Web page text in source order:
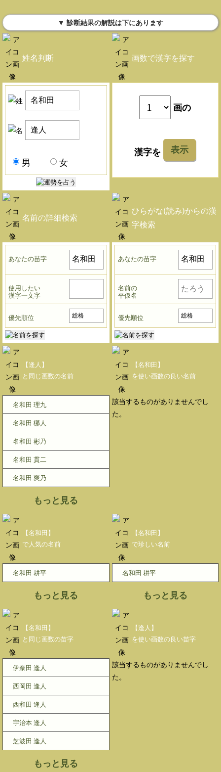
▼ 診断結果の解説は下にあります
姓名判断
男 女
画数で漢字を探す
画の
漢字を 表示
名前の詳細検索
あなたの苗字
使用したい
漢字一文字
優先順位
ひらがな(読み)からの漢
字検索
あなたの苗字
名前の
平仮名
優先順位
【逢人】
と同じ画数の名前
名和田 理九
名和田 梛人
名和田 彬乃
名和田 貫二
名和田 爽乃
もっと見る
【名和田】
を使い画数の良い名前
該当するものがありませんでし
た。
【名和田】
で人気の名前
名和田 耕平
もっと見る
【名和田】
で珍しい名前
名和田 耕平
もっと見る
【名和田】
と同じ画数の苗字
伊奈田 逢人
西岡田 逢人
西和田 逢人
宇治本 逢人
芝波田 逢人
もっと見る
【逢人】
を使い画数の良い苗字
該当するものがありませんでし
た。